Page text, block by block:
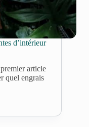
d’intérieur
article
quel engrais